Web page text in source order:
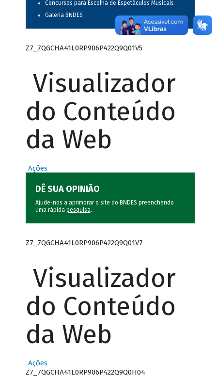
Concursos para Escolha de Espetáculos Musicais
Galeria BNDES
Z7_7QGCHA41L0RP906P422Q9Q01V5
Visualizador
do Conteúdo
da Web
Ações
DÊ SUA OPINIÃO
Ajude-nos a aprimorar o site do BNDES preenchendo
uma rápida pesquisa.
Z7_7QGCHA41L0RP906P422Q9Q01V7
Visualizador
do Conteúdo
da Web
Ações
Z7_7QGCHA41L0RP906P422Q9Q0H04